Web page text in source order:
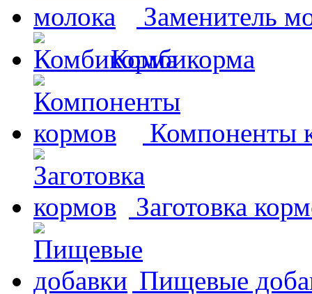
Заменитель
Комбикорма
Компоненты
Заготовка
Пищевые